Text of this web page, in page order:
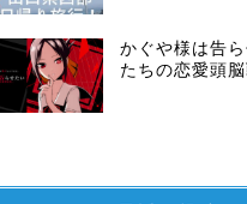
かぐや様は告
たちの恋愛頭